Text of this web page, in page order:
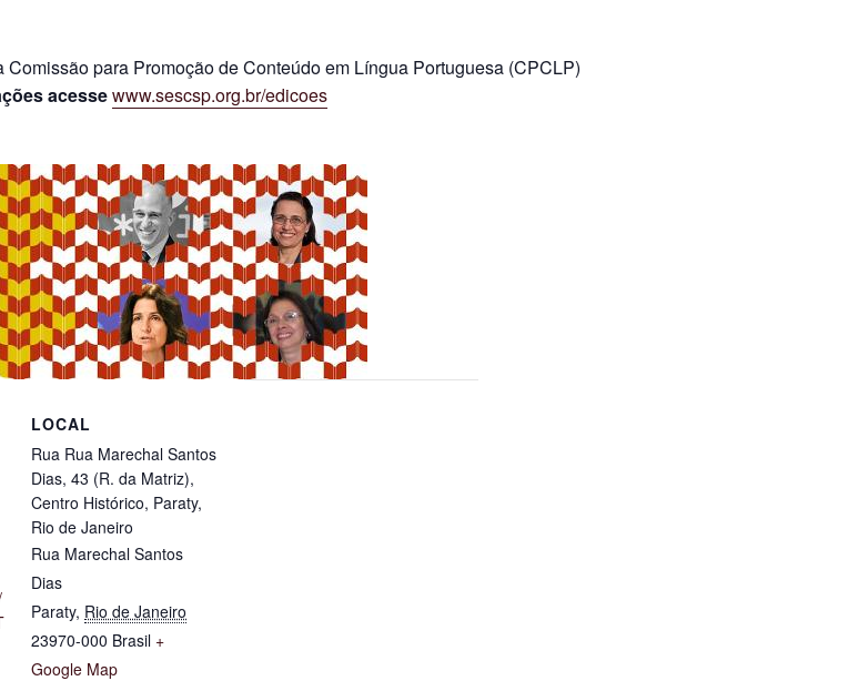
para Promoção de Conteúdo em Língua Portuguesa (CPCLP)
acessewww.sescsp.org.br/edicoes
LOCAL
Rua Rua Marechal Santos
Dias, 43 (R. da Matriz),
Centro Histórico, Paraty,
Rio de Janeiro
Rua Marechal Santos
Dias
Paraty, Rio de Janeiro
23970-000 Brasil +
Google Map